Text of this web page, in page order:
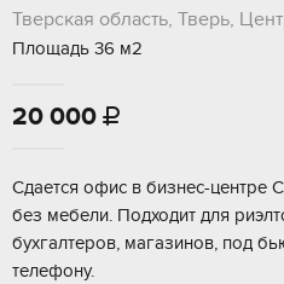
Тверская область, Тверь,
Площадь 36 м2
20 000 
Сдается офис в бизнес-центре
без мебели. Подходит для
бухгалтеров, магазинов, под
телефону.